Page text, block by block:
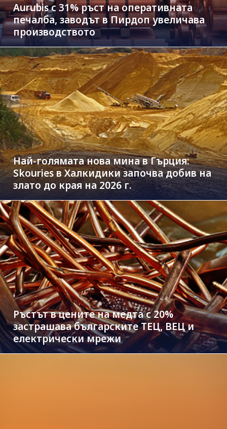
Aurubis с 31% ръст на оперативната
печалба, заводът в Пирдоп увеличава
производството
Най-голямата нова мина в Гърция:
Skouries в Халкидики започва добив на
злато до края на 2026 г.
Ръстът в цените на медта с 20%
застрашава българските ТЕЦ, ВЕЦ и
електрически мрежи